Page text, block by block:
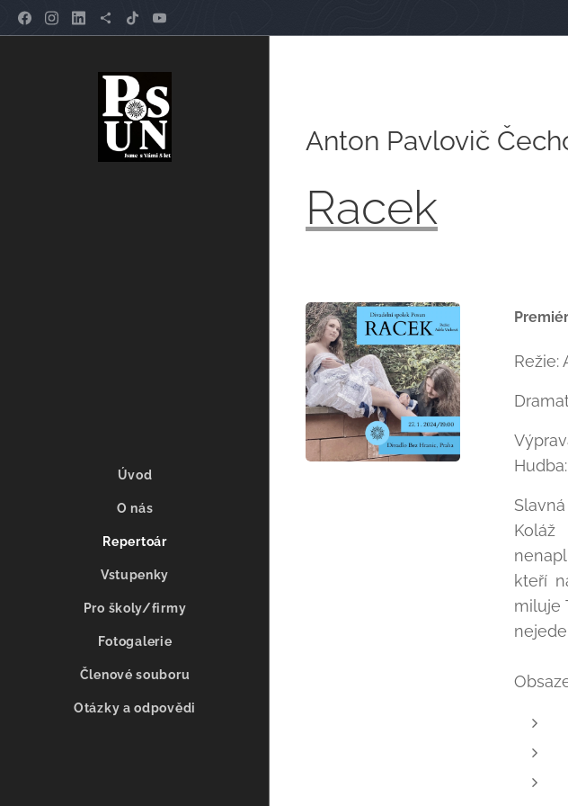
Úvod
O nás
Repertoár
Vstupenky
Pro školy/firmy
Fotogalerie
Členové souboru
Otázky a odpovědi
Anton Pavlovič
Racek
Režie:
kteří
miluje